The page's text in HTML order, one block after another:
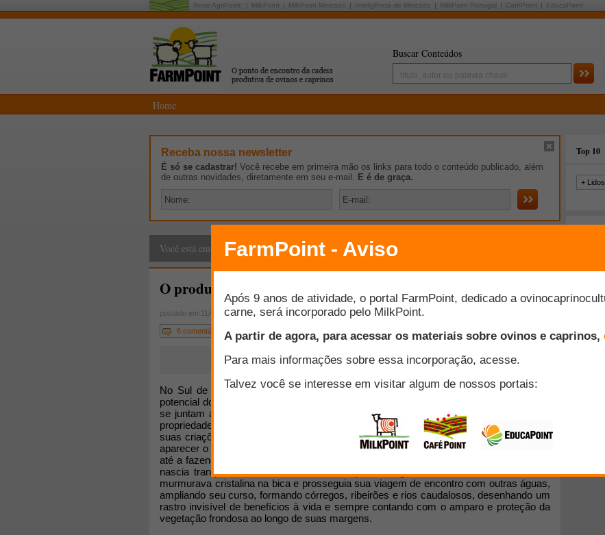
Rede AgriPoint: MilkPoint MilkPoint Mercado Inteligência de Mercado MilkPoint Portugal CaféPoint EducaPoint
Buscar Conteúdos
Home
Receba nossa newsletter
É só se cadastrar! Você recebe em primeira mão os links para todo o conteúdo publicado, além
de outras novidades, diretamente em seu e-mail. E é de graça.
Você está em: Cadeia Produtiva>Espaço Aberto
O produtor de água
postado em 11/02/2015
6 comentários
No Sul de Minas, tem se tornado evidente o processo acelerado de diminuição do
potencial dos mananciais de água. Nesta época de estiagem, novos produtores rurais
se juntam àqueles que, surpresos, constatam que estão ficando sem água em suas
propriedades. Muitos já chegam a utilizar caminhões pipa para transportar água para
suas criações. Outros se apressam em cavar cisternas e poços artesianos ao verem
aparecer o leito seco do córrego que, há pouco tempo, fazia a água chegar abundante
até a fazenda. Vão ficando na memória as cenas da época de infância quando a água
nascia tranquila na mina, escorria suave para o regato sob o frescor das árvores,
murmurava cristalina na bica e prosseguia sua viagem de encontro com outras águas,
ampliando seu curso, formando córregos, ribeirões e rios caudalosos, desenhando um
rastro invisível de benefícios à vida e sempre contando com o amparo e proteção da
vegetação frondosa ao longo de suas margens.
Top 10
+ Lidos